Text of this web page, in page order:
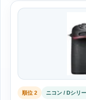
順位 2 ニコン / Dシリ